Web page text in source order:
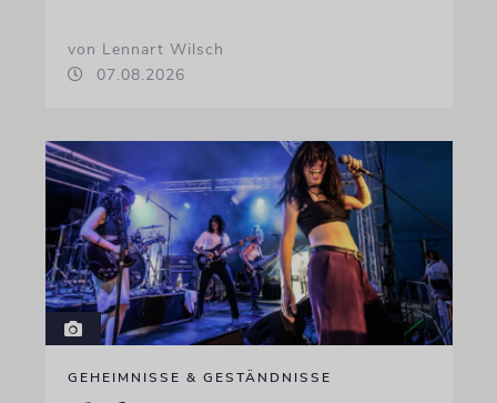
von Lennart Wilsch
07.08.2026
GEHEIMNISSE & GESTÄNDNISSE